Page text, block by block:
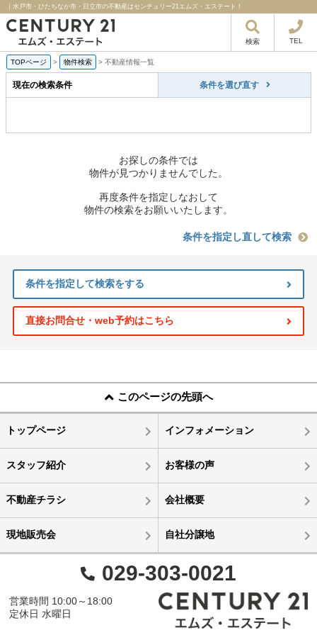
｜水戸市・ひたちなか市・日立市の不動産はセンチュリー21エムズ・エステート！
検索 TEL
TOPページ > 物件検索 > 不動産情報一覧
現在の検索条件 条件を選び直す
お探しの条件では
物件が見つかりませんでした。
再度条件を指定しなおして
物件の検索をお願いいたします。
条件を指定し直して検索
条件を指定して検索をする
直接お問合せ・web予約はこちら
このページの先頭へ
トップページ インフォメーション
スタッフ紹介 お客様の声
不動産チラシ 会社概要
現地販売会 自社分譲地
029-303-0021
営業時間 10:00～18:00
定休日 水曜日